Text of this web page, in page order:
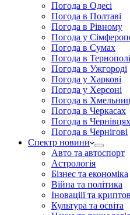
Погода в Одесі
Погода в Полтаві
Погода в Рівному
Погода у
Погода в Сумах
Погода в Тернополі
Погода в Ужгороді
Погода у Харкові
Погода у Херсоні
Погода в
Погода в Черкасах
Погода в Чернівцях
Погода в Чернігові
Спектр новини
Авто та автоспорт
Астрологія
Бізнес та економіка
Війна та політика
Іноваціії та
Культура та освіта